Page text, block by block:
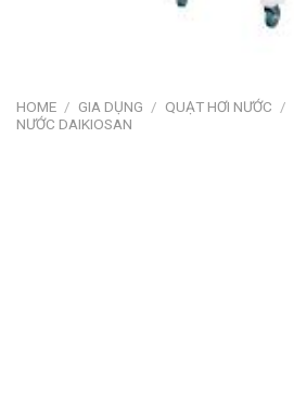
HOME / GIA DỤNG / QUẠT HƠI NƯỚC /
NƯỚC DAIKIOSAN